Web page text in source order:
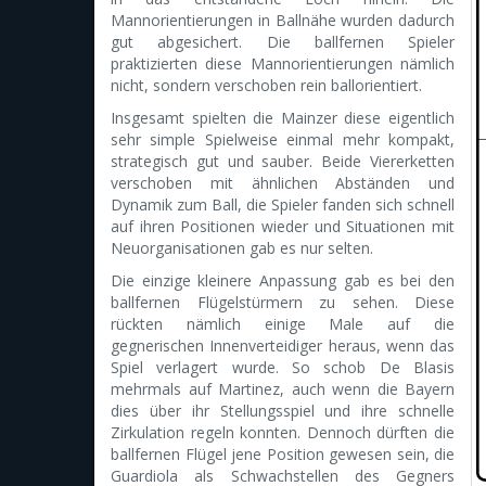
Mannorientierungen in Ballnähe wurden dadurch
gut abgesichert. Die ballfernen Spieler
praktizierten diese Mannorientierungen nämlich
nicht, sondern verschoben rein ballorientiert.
Insgesamt spielten die Mainzer diese eigentlich
sehr simple Spielweise einmal mehr kompakt,
strategisch gut und sauber. Beide Viererketten
verschoben mit ähnlichen Abständen und
Dynamik zum Ball, die Spieler fanden sich schnell
auf ihren Positionen wieder und Situationen mit
Neuorganisationen gab es nur selten.
Die einzige kleinere Anpassung gab es bei den
ballfernen Flügelstürmern zu sehen. Diese
rückten nämlich einige Male auf die
gegnerischen Innenverteidiger heraus, wenn das
Spiel verlagert wurde. So schob De Blasis
mehrmals auf Martinez, auch wenn die Bayern
dies über ihr Stellungsspiel und ihre schnelle
Zirkulation regeln konnten. Dennoch dürften die
ballfernen Flügel jene Position gewesen sein, die
Guardiola als Schwachstellen des Gegners